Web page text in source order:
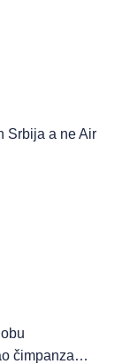
Srbija a ne Air
čimpanza…